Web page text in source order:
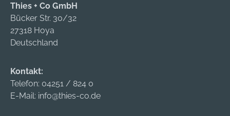
Thies + Co GmbH
Bücker Str. 30/32
27318 Hoya
Deutschland
Kontakt:
Telefon: 04251 / 824 0
E-Mail: info@thies-co.de